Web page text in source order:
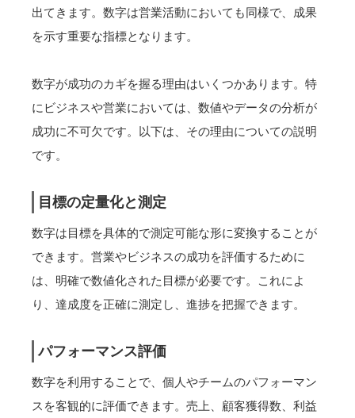
出てきます。数字は営業活動においても同様で、成果
を示す重要な指標となります。
数字が成功のカギを握る理由はいくつかあります。特
にビジネスや営業においては、数値やデータの分析が
成功に不可欠です。以下は、その理由についての説明
です。
目標の定量化と測定
数字は目標を具体的で測定可能な形に変換することが
できます。営業やビジネスの成功を評価するために
は、明確で数値化された目標が必要です。これによ
り、達成度を正確に測定し、進捗を把握できます。
パフォーマンス評価
数字を利用することで、個人やチームのパフォーマン
スを客観的に評価できます。売上、顧客獲得数、利益